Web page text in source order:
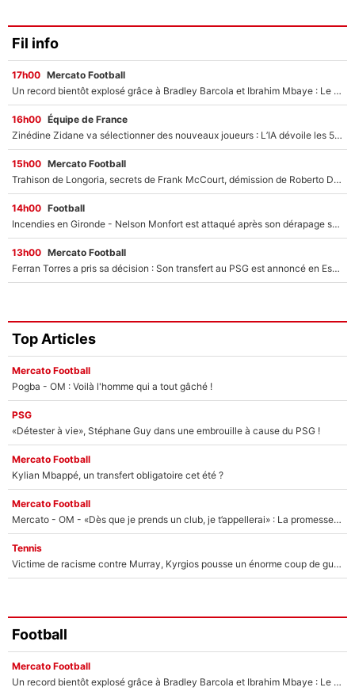
Fil info
17h00 Mercato Football
Un record bientôt explosé grâce à Bradley Barcola et Ibrahim Mbaye : Le PSG sur le point de réaliser un mercato historique ?
16h00 Équipe de France
Zinédine Zidane va sélectionner des nouveaux joueurs : L’IA dévoile les 5 cracks qui pourraient rapidement le rejoindre en équipe de France !
15h00 Mercato Football
Trahison de Longoria, secrets de Frank McCourt, démission de Roberto De Zerbi : Medhi Benatia se lâche sur son départ de l'OM et fait d'importantes révélations
14h00 Football
Incendies en Gironde - Nelson Monfort est attaqué après son dérapage sur CNews : «Et lui, il prend combien pour parler dans un studio climatisé?»
13h00 Mercato Football
Ferran Torres a pris sa décision : Son transfert au PSG est annoncé en Espagne !
Top Articles
Mercato Football
Pogba - OM : Voilà l'homme qui a tout gâché !
PSG
«Détester à vie», Stéphane Guy dans une embrouille à cause du PSG !
Mercato Football
Kylian Mbappé, un transfert obligatoire cet été ?
Mercato Football
Mercato - OM - «Dès que je prends un club, je t’appellerai» : La promesse de Marcelino au moment de claquer la porte
Tennis
Victime de racisme contre Murray, Kyrgios pousse un énorme coup de gueule !
Football
Mercato Football
Un record bientôt explosé grâce à Bradley Barcola et Ibrahim Mbaye : Le PSG sur le point de réaliser un mercato historique ?